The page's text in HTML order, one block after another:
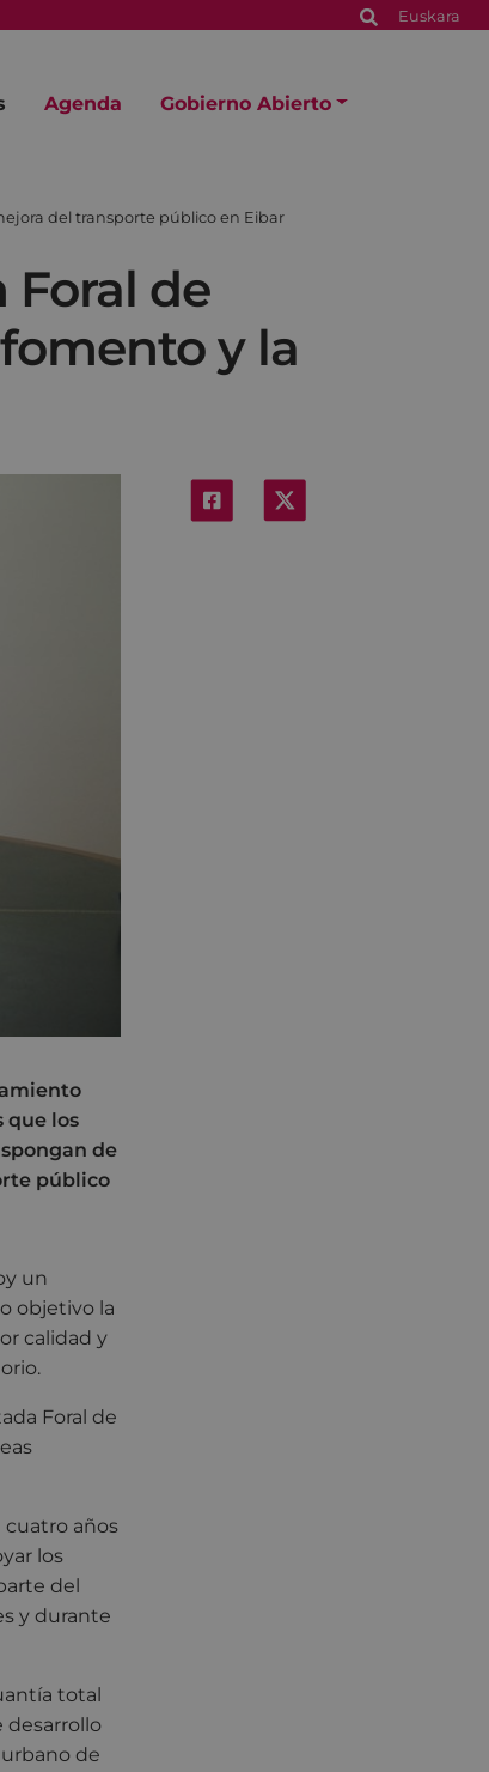
Euskara
Agenda Gobierno Abierto
del transporte público en Eibar
de
y la
que los
de
público
un
objetivo la
calidad y
Foral de
años
los
del
y durante
total
desarrollo
de